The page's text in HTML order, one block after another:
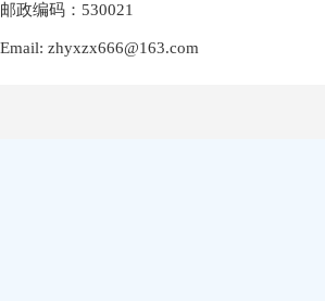
邮政编码：530021
Email: zhyxzx666@163.com